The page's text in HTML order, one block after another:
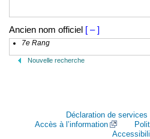
Ancien nom officiel [ – ]
7e Rang
Nouvelle recherche
Déclaration de
Accès à l’information